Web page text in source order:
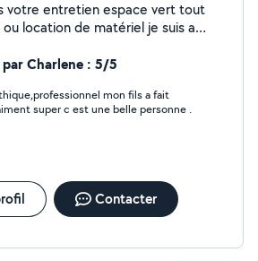
votre entretien espace vert tout
location de matériel je suis a
Charlene : 5/5
mon fils a fait
super c est une belle personne .
Contacter